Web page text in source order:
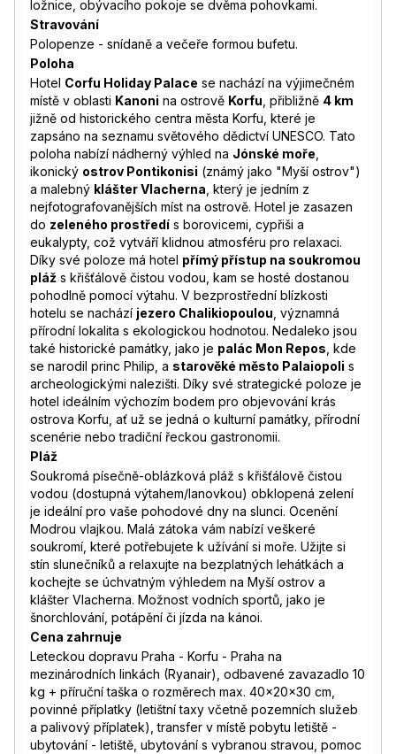
ložnice, obývacího pokoje se dvěma pohovkami.
Stravování
Polopenze - snídaně a večeře formou bufetu.
Poloha
Hotel Corfu Holiday Palace se nachází na výjimečném
místě v oblasti Kanoni na ostrově Korfu , přibližně 4 km
jižně od historického centra města Korfu, které je
zapsáno na seznamu světového dědictví UNESCO. Tato
poloha nabízí nádherný výhled na Jónské moře
ikonický ostrov Pontikonisi (známý jako "Myší ostrov")
a malebný klášter Vlacherna , který je jedním z
nejfotografovanějších míst na ostrově. Hotel je zasazen
do zeleného prostředí s borovicemi, cypřiši a
eukalypty, což vytváří klidnou atmosféru pro relaxaci.
Díky své poloze má hotel přímý přístup na soukromou
pláž s křišťálově čistou vodou, kam se hosté dostanou
pohodlně pomocí výtahu. V bezprostřední blízkosti
hotelu se nachází jezero Chalikiopoulou , významná
přírodní lokalita s ekologickou hodnotou. Nedaleko jsou
také historické památky, jako je palác Mon Repos , kde
se narodil princ Philip, a starověké město Palaiopoli s
archeologickými nalezišti. Díky své strategické poloze je
hotel ideálním výchozím bodem pro objevování krás
ostrova Korfu, ať už se jedná o kulturní památky, přírodní
scenérie nebo tradiční řeckou gastronomii.
Pláž
Soukromá písečně-oblázková pláž s křišťálově čistou
vodou (dostupná výtahem/lanovkou) obklopená zelení
je ideální pro vaše pohodové dny na slunci. Ocenění
Modrou vlajkou. Malá zátoka vám nabízí veškeré
soukromí, které potřebujete k užívání si moře. Užijte si
stín slunečníků a relaxujte na bezplatných lehátkách a
kochejte se úchvatným výhledem na Myší ostrov a
klášter Vlacherna. Možnost vodních sportů, jako je
šnorchlování, potápění či jízda na kánoi.
Cena zahrnuje
Leteckou dopravu Praha - Korfu - Praha na
mezinárodních linkách (Ryanair), odbavené zavazadlo 10
kg + příruční taška o rozměrech max. 40x20x30 cm,
povinné příplatky (letištní taxy včetně pozemních služeb
a palivový příplatek), transfer v místě pobytu letiště -
ubytování - letiště, ubytování s vybranou stravou, pomoc